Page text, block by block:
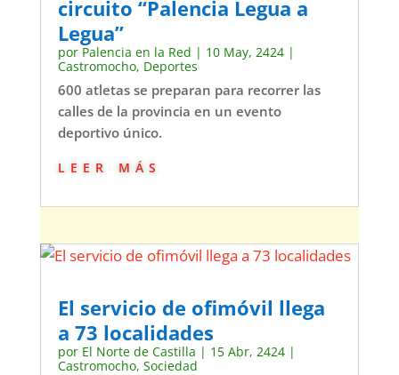
circuito “Palencia Legua a
Legua”
por Palencia en la Red | 10 May, 2424|
Castromocho, Deportes
600 atletas se preparan para recorrer las
calles de la provincia en un evento
deportivo único.
leer más
El servicio de ofimóvil llega
a 73 localidades
por El Norte de Castilla | 15 Abr, 2424|
Castromocho, Sociedad